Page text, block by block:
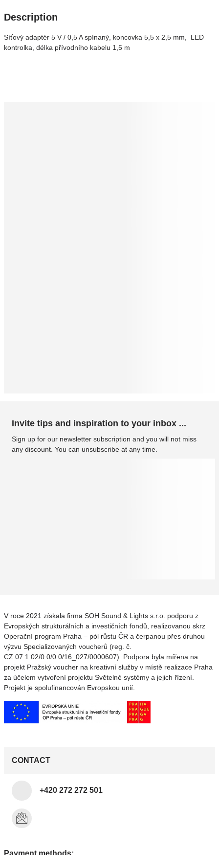
Description
Síťový adaptér 5 V / 0,5 A spínaný, koncovka 5,5 x 2,5 mm, LED
kontrolka, délka přívodního kabelu 1,5 m
Invite tips and inspiration to your inbox ...
Sign up for our newsletter subscription and you will not miss
any discount. You can unsubscribe at any time.
V roce 2021 získala firma SOH Sound & Lights s.r.o. podporu z
Evropských strukturálních a investičních fondů, realizovanou skrz
Operační program Praha – pól růstu ČR a čerpanou přes druhou
výzvu Specializovaných voucherů (reg. č.
CZ.07.1.02/0.0/0.0/16_027/0000607). Podpora byla mířena na
projekt Pražský voucher na kreativní služby v místě realizace Praha
za účelem vytvoření projektu Světelné systémy a jejich řízení.
Projekt je spolufinancován Evropskou unií.
CONTACT
+420 272 272 501